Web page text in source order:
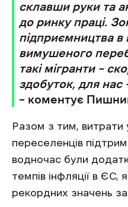
склавши руки та
до ринку праці.
підприємництва в
вимушеного
такі мігранти –
здобуток, для нас
– коментує
Разом з тим, витрати
переселенців
водночас були
темпів інфляції в
рекордних значень